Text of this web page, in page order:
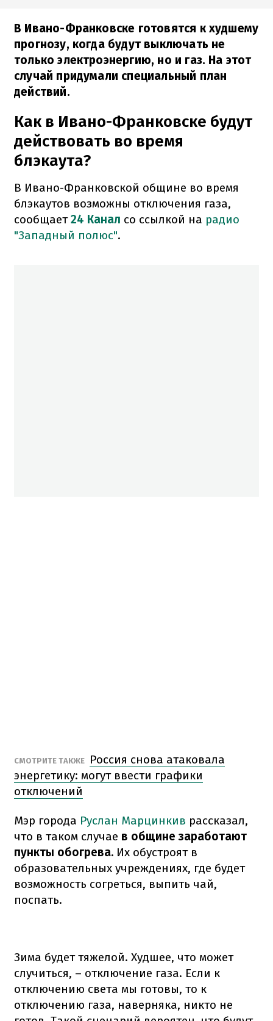
В Ивано-Франковске готовятся к худшему
прогнозу, когда будут выключать не
только электроэнергию, но и газ. На этот
случай придумали специальный план
действий.
Как в Ивано-Франковске будут
действовать во время
блэкаута?
В Ивано-Франковской общине во время
блэкаутов возможны отключения газа,
сообщает24 Канал со ссылкой на радио
"Западный полюс".
СМОТРИТЕ ТАКЖЕ
Россия снова атаковала
энергетику: могут ввести графики
отключений
Мэр города Руслан Марцинкив рассказал,
что в таком случае в общине заработают
пункты обогрева. Их обустроят в
образовательных учреждениях, где будет
возможность согреться, выпить чай,
поспать.
Зима будет тяжелой. Худшее, что может
случиться, – отключение газа. Если к
отключению света мы готовы, то к
отключению газа, наверняка, никто не